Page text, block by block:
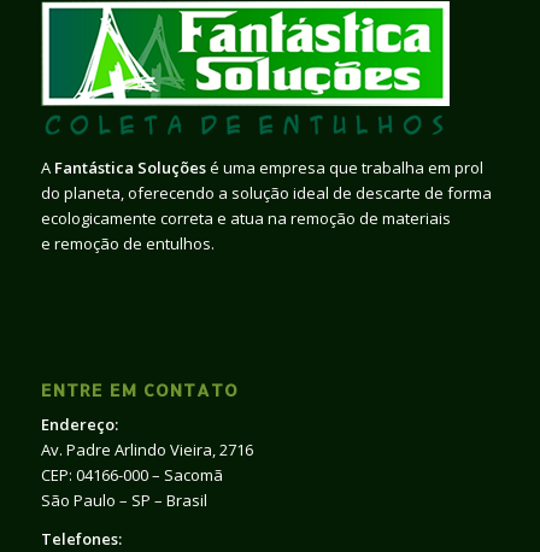
A Fantástica Soluçõesé uma empresa que trabalha em prol
do planeta, oferecendo a solução ideal de descarte de forma
ecologicamente correta e atua na remoção de materiais
e remoção de entulhos.
ENTRE EM CONTATO
Endereço:
Av. Padre Arlindo Vieira, 2716
CEP: 04166-000 – Sacomã
São Paulo – SP – Brasil
Telefones: